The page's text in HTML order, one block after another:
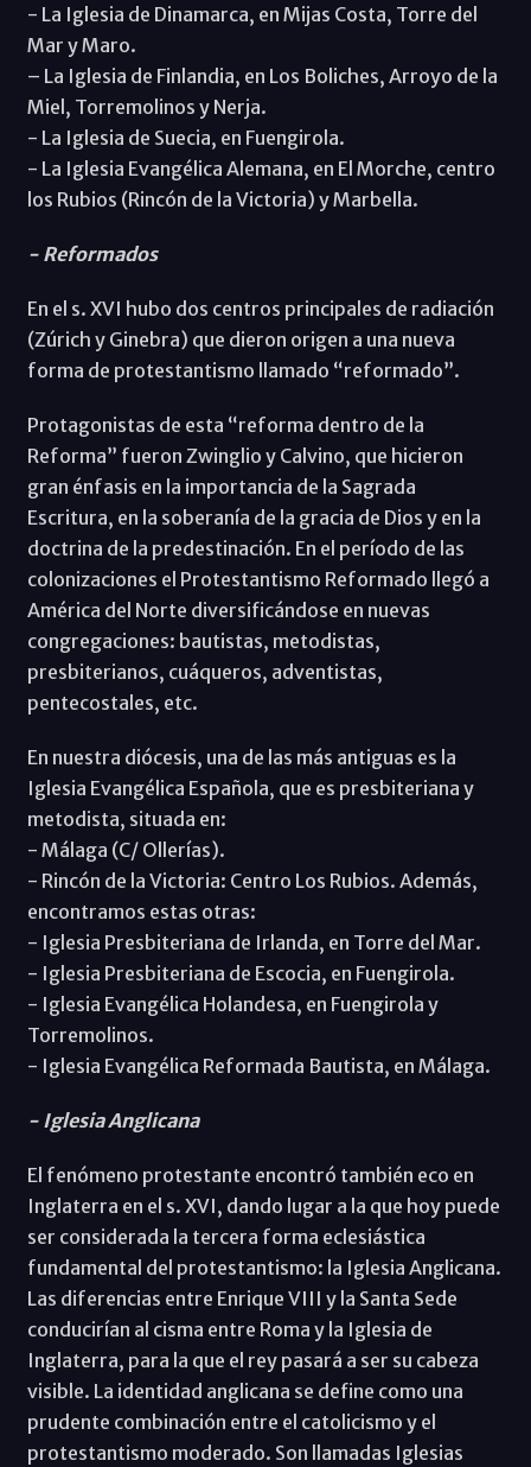
- La Iglesia de Dinamarca, en Mijas Costa, Torre del
Mar y Maro.
– La Iglesia de Finlandia, en Los Boliches, Arroyo de la
Miel, Torremolinos y Nerja.
- La Iglesia de Suecia, en Fuengirola.
- La Iglesia Evangélica Alemana, en El Morche, centro
los Rubios (Rincón de la Victoria) y Marbella.
- Reformados
En el s. XVI hubo dos centros principales de radiación
(Zúrich y Ginebra) que dieron origen a una nueva
forma de protestantismo llamado “reformado”.
Protagonistas de esta “reforma dentro de la
Reforma” fueron Zwinglio y Calvino, que hicieron
gran énfasis en la importancia de la Sagrada
Escritura, en la soberanía de la gracia de Dios y en la
doctrina de la predestinación. En el período de las
colonizaciones el Protestantismo Reformado llegó a
América del Norte diversificándose en nuevas
congregaciones: bautistas, metodistas,
presbiterianos, cuáqueros, adventistas,
pentecostales, etc.
En nuestra diócesis, una de las más antiguas es la
Iglesia Evangélica Española, que es presbiteriana y
metodista, situada en:
- Málaga (C/ Ollerías).
- Rincón de la Victoria: Centro Los Rubios. Además,
encontramos estas otras:
- Iglesia Presbiteriana de Irlanda, en Torre del Mar.
- Iglesia Presbiteriana de Escocia, en Fuengirola.
- Iglesia Evangélica Holandesa, en Fuengirola y
Torremolinos.
- Iglesia Evangélica Reformada Bautista, en Málaga.
- Iglesia Anglicana
El fenómeno protestante encontró también eco en
Inglaterra en el s. XVI, dando lugar a la que hoy puede
ser considerada la tercera forma eclesiástica
fundamental del protestantismo: la Iglesia Anglicana.
Las diferencias entre Enrique VIII y la Santa Sede
conducirían al cisma entre Roma y la Iglesia de
Inglaterra, para la que el rey pasará a ser su cabeza
visible. La identidad anglicana se define como una
prudente combinación entre el catolicismo y el
protestantismo moderado. Son llamadas Iglesias